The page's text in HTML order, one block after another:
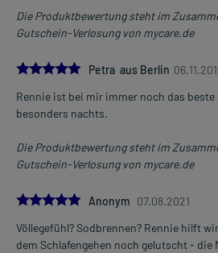
Die Produktbewertung steht im
Gutschein-Verlosung von mycare.de
5.0
Petra aus Berlin
Rennie ist bei mir immer noch das
besonders nachts.
Die Produktbewertung steht im
Gutschein-Verlosung von mycare.de
5.0Anonym 07.08.2021
Völlegefühl? Sodbrennen? Rennie hilft
dem Schlafengehen noch gelutscht - die